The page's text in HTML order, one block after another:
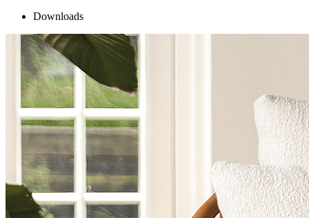
Downloads